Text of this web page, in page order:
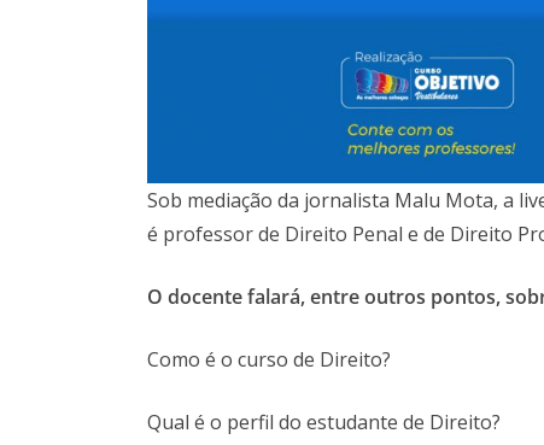
Sob mediação da jornalista Malu Mota, a
é professor de Direito Penal e de Direito
O docente falará, entre outros pontos,
Como é o curso de Direito?
Qual é o perfil do estudante de Direito?